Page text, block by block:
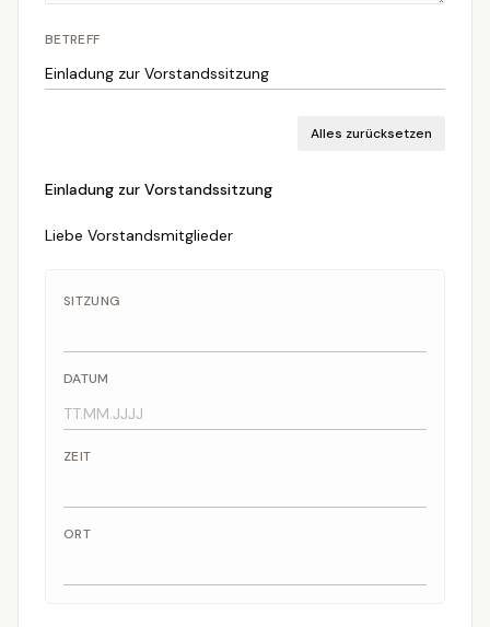
BETREFF
Alles zurücksetzen
Einladung zur Vorstandssitzung
Liebe Vorstandsmitglieder
SITZUNG
DATUM
ZEIT
ORT